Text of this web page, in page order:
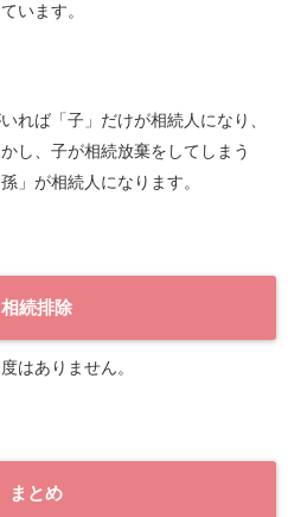
います。
れば「子」だけが相続人になり、
し、子が相続放棄をしてしまう
」が相続人になります。
続排除
はありません。
とめ